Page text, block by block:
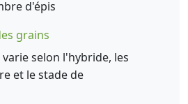
d'épis
grains
selon l'hybride, les
et le stade de